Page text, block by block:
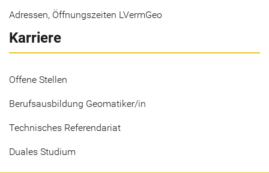
Adressen, Öffnungszeiten LVermGeo
Karriere
Offene Stellen
Berufsausbildung Geomatiker/in
Technisches Referendariat
Duales Studium